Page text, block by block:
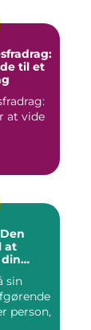
til et
at vide
at
sin
person,